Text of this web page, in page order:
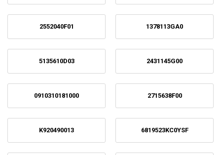
2552040F01 1378113GA0
5135610D03 2431145G00
0910310181000 2715638F00
K920490013 6819523KC0YSF